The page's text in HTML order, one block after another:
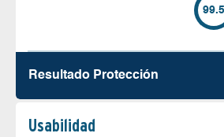
99.5
Resultado Protección
Usabilidad